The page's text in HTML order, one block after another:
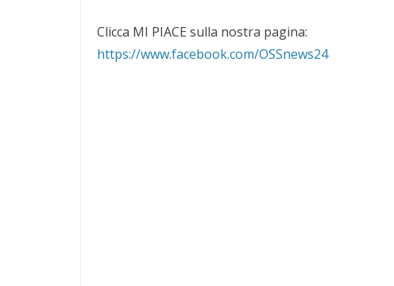
Clicca MI PIACE sulla nostra pagina:
https://www.facebook.com/OSSnews24